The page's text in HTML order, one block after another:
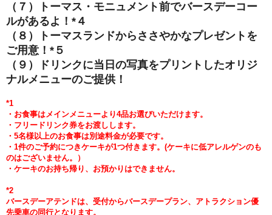
（７）トーマス・モニュメント前でバースデーコー
ルがあるよ！*４
（８）トーマスランドからささやかなプレゼントを
ご用意！*５
（９）ドリンクに当日の写真をプリントしたオリジ
ナルメニューのご提供！
*1
・お食事はメインメニューより4品お選びいただけます。
・フリードリンク券をお渡しします。
・5名様以上のお食事は別途料金が必要です。
・1件のご予約につきケーキが1つ付きます。 (ケーキに低アレルゲンのも
のはございません。）
・ケーキのお持ち帰り、お預かりはできません。
*2
バースデーアテンドは、受付からバースデープラン、アトラクション優
先乗車の同行となります。